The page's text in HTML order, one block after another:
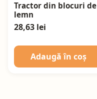
Tractor din blocuri de
lemn
28,63 lei
Adaugă în coș